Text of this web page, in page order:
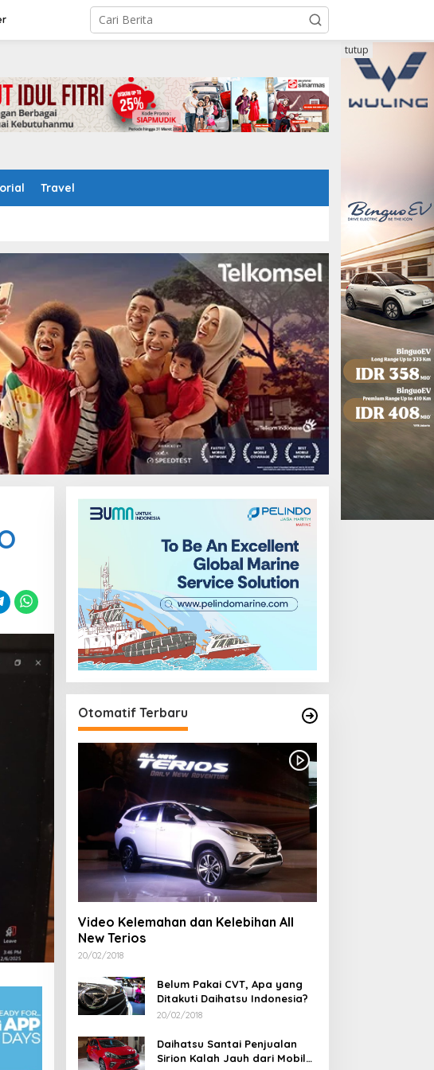
Travel
tutup
Otomatif Terbaru
Video Kelemahan dan Kelebihan All
New Terios
20/02/2018
Belum Pakai CVT, Apa yang
Ditakuti Daihatsu Indonesia?
20/02/2018
Daihatsu Santai Penjualan
Sirion Kalah Jauh dari Mobil